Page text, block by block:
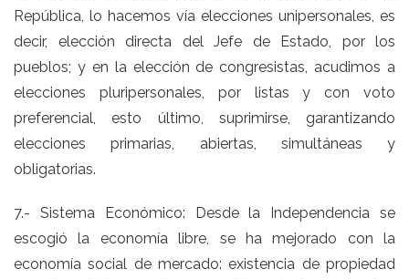
República, lo hacemos vía elecciones unipersonales, es
decir, elección directa del Jefe de Estado, por los
pueblos; y en la elección de congresistas, acudimos a
elecciones pluripersonales, por listas y con voto
preferencial, esto último, suprimirse, garantizando
elecciones primarias, abiertas, simultáneas y
obligatorias.
7.- Sistema Económico: Desde la Independencia se
escogió la economía libre, se ha mejorado con la
economía social de mercado: existencia de propiedad